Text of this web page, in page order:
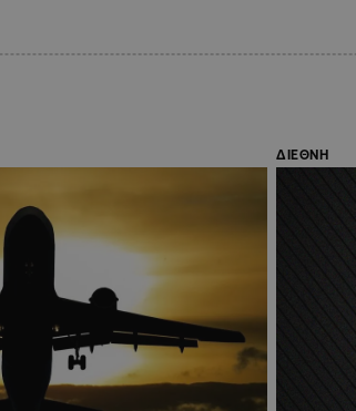
ΔΙΕΘΝΗ